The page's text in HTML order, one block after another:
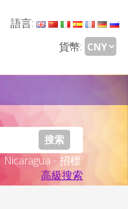
語言:
貨幣:
- 招標
高級搜索